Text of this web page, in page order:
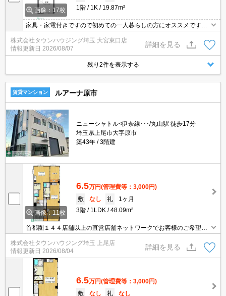
画像：17枚
1階
1K 19.87m²
家具・家電付きですので初めての一人暮らしの方にオススメです。
ご契約金のクレジット決済可！賃貸のお部屋探しはタウンハウジン
グへ
株式会社タウンハウジング埼玉 大宮東口店
情報更新日 2026/08/07
詳細を見る
残り2件を表示する
賃貸マンション ルアーナ原市
ニューシャトル<伊奈線･･･/丸山駅 徒歩17分
埼玉県上尾市大字原市
築43年
3階建
画像：11枚
6.5万円(管理費等：3,000円)
敷
なし 礼
1ヶ月
3階
1LDK 48.09m²
首都圏１４４店舗以上の直営店舗ネットワークでお客様のご希望に
合ったお部屋をお探しさせて頂きます☆賃貸市場に出ている情報を
まとめてご紹介☆何でもご相談下さい♪
株式会社タウンハウジング埼玉 上尾店
情報更新日 2026/08/04
詳細を見る
6.5万円(管理費等：3,000円)
敷
なし 礼
なし